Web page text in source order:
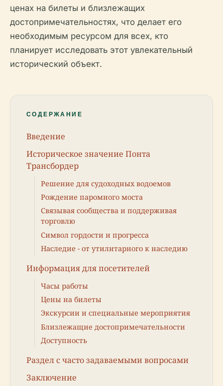
ценах на билеты и близлежащих
достопримечательностях, что делает его
необходимым ресурсом для всех, кто
планирует исследовать этот увлекательный
исторический объект.
СОДЕРЖАНИЕ
Введение
Историческое значение Понта
Трансбордер
Решение для судоходных водоемов
Рождение паромного моста
Связывая сообщества и поддерживая
торговлю
Символ гордости и прогресса
Наследие - от утилитарного к наследию
Информация для посетителей
Часы работы
Цены на билеты
Экскурсии и специальные мероприятия
Близлежащие достопримечательности
Доступность
Раздел с часто задаваемыми вопросами
Заключение